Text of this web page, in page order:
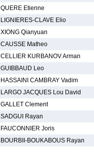
QUERE Etienne
LIGNIERES-CLAVE Elio
XIONG Qianyuan
CAUSSE Matheo
CELLIER KURBANOV Arman
GUIBBAUD Leo
HASSAINI CAMBRAY Vadim
LARGO JACQUES Lou David
GALLET Clement
SADGUI Rayan
FAUCONNIER Joris
BOURBII-BOUKABOUS Rayan